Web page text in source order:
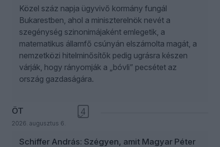
Közel száz napja ügyvivő kormány fungál
Bukarestben, ahol a miniszterelnök nevét a
szegénység szinonimájaként emlegetik, a
matematikus államfő csúnyán elszámolta magát, a
nemzetközi hitelminősítők pedig ugrásra készen
várják, hogy rányomják a „bóvli” pecsétet az
ország gazdaságára.
ÖT
2026. augusztus 6.
4
Schiffer András: Szégyen, amit Magyar Péter